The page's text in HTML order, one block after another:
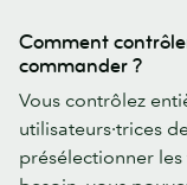
Comment
commander ?
Vous contrôlez
utilisateurs·trices
présélectionner